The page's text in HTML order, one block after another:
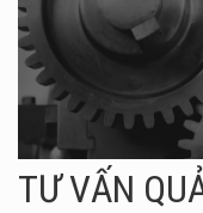
TƯ VẤN